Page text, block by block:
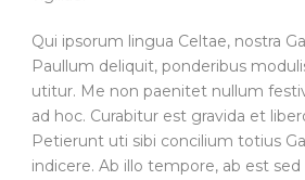
Qui ipsorum lingua Celtae, nostra
Paullum deliquit, ponderibus
utitur. Me non paenitet nullum
ad hoc. Curabitur est gravida et
Petierunt uti sibi concilium totius
indicere. Ab illo tempore, ab est